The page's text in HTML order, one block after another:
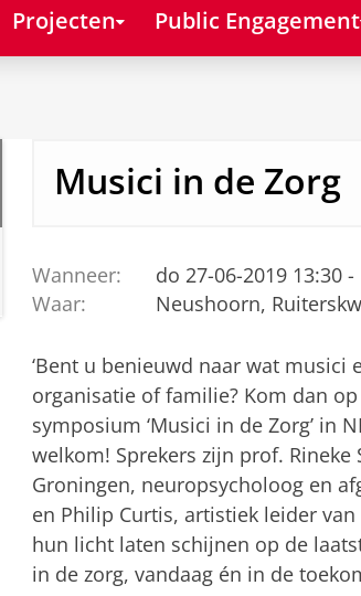
Projecten Public Engagement
Musici in de Zorg
Wanneer:
do 27-06-2019 13:30 -
Waar:
Neushoorn,
‘Bent u benieuwd naar wat musici
organisatie of familie? Kom dan
symposium ‘Musici in de Zorg’ in
welkom! Sprekers zijn prof.
Groningen, neuropsycholoog en
en Philip Curtis, artistiek leider van
hun licht laten schijnen op de
in de zorg, vandaag én in de